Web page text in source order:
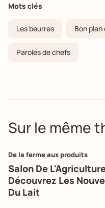
Mots clés
Les beurres Bon
Paroles de chefs
Sur le même
De la ferme aux produits
Salon De
Découvrez Les
Du Lait